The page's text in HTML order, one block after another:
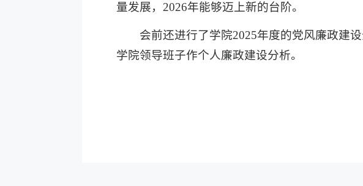
量发展，2026年能够迈上新的台阶。
会前还进行了学院2025年度的党风廉政建
学院领导班子作个人廉政建设分析。